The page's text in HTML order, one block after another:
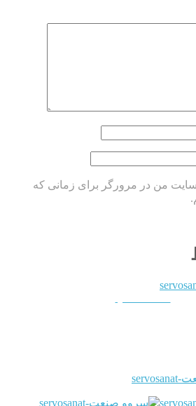
من در مرورگر برای زمانی که